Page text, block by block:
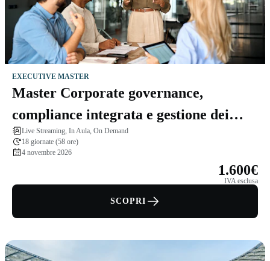
EXECUTIVE MASTER
Master Corporate governance,
compliance integrata e gestione dei
rischi
Live Streaming, In Aula, On Demand
18 giornate (58 ore)
4 novembre 2026
1.600€
IVA esclusa
SCOPRI